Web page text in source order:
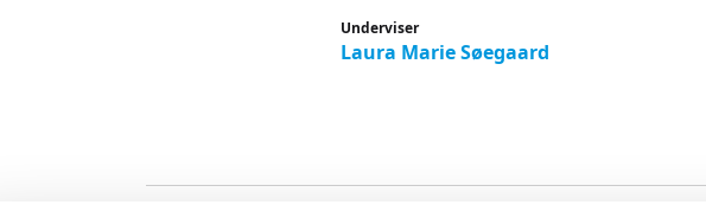
Underviser
Laura Marie Søegaard